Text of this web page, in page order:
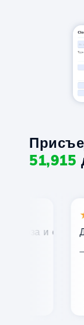
51,915
и ефективна